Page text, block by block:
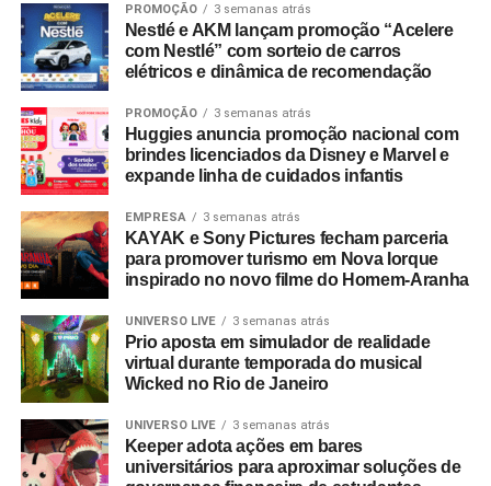
PROMOÇÃO 3 semanas atrás
Nestlé e AKM lançam promoção “Acelere
com Nestlé” com sorteio de carros
elétricos e dinâmica de recomendação
PROMOÇÃO 3 semanas atrás
Huggies anuncia promoção nacional com
brindes licenciados da Disney e Marvel e
expande linha de cuidados infantis
EMPRESA 3 semanas atrás
KAYAK e Sony Pictures fecham parceria
para promover turismo em Nova Iorque
inspirado no novo filme do Homem-Aranha
UNIVERSO LIVE 3 semanas atrás
Prio aposta em simulador de realidade
virtual durante temporada do musical
Wicked no Rio de Janeiro
UNIVERSO LIVE 3 semanas atrás
Keeper adota ações em bares
universitários para aproximar soluções de
WhatsAppFacebook
TwitterLinkedInPinterest